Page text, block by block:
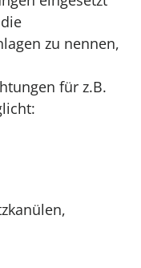
zu nennen,
für z.B.